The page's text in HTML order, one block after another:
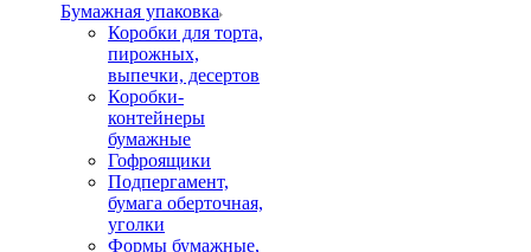
Бумажная упаковка
Коробки для торта,
пирожных,
выпечки, десертов
Коробки-
контейнеры
бумажные
Гофроящики
Подпергамент,
бумага оберточная,
уголки
Формы бумажные,